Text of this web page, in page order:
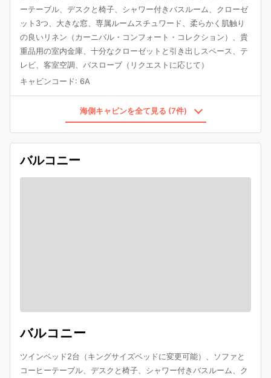
ーテーブル、デスクと椅子、シャワー付きバスルーム、クローゼ
ット3つ、大きな窓、専属ルームスチュワード、柔らかく肌触り
の良いリネン（カーニバル・コンフォート・コレクション）、貴
重品用の室内金庫、十分なクローゼットと引き出しスペース、テ
レビ、客室空調、バスローブ（リクエストに応じて）
キャビンコード: 6A
海側キャビンを全て見る (7件)
バルコニー
バルコニー
ツインベッド2台（キングサイズベッドに変更可能）、ソファと
コーヒーテーブル、デスクと椅子、シャワー付きバスルーム、ク